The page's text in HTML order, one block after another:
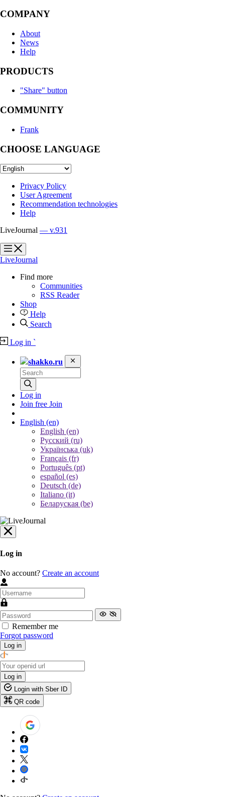
COMPANY
About
News
Help
PRODUCTS
"Share" button
COMMUNITY
Frank
CHOOSE LANGUAGE
Privacy Policy
User Agreement
Recommendation technologies
Help
LiveJournal — v.931
?
?
LiveJournal
Find more
Communities
RSS Reader
Shop
Help
Search
Log in `
shakko.ru
Log in
Join free Join
English (en)
English (en)
Русский (ru)
Українська (uk)
Français (fr)
Português (pt)
español (es)
Deutsch (de)
Italiano (it)
Беларуская (be)
Log in
No account? Create an account
Remember me
Forgot password
Log in
Log in
Login with Sber ID
QR code